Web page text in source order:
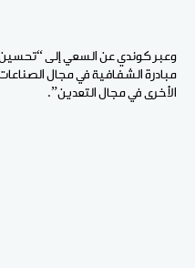
وعبر كوندي عن السعي إلى “تحسين
مبادرة الشفافية في مجال
الأخرى في مجال التعدين”.